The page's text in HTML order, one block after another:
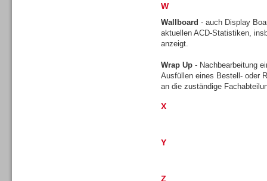
W
Wallboard - auch Display
aktuellen ACD-Statistiken,
anzeigt.
Wrap Up - Nachbearbeitung
Ausfüllen eines Bestell- oder
an die zuständige
X
Y
Z